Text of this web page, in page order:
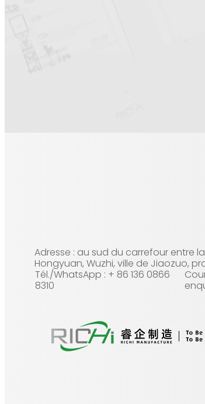
Adresse : au sud du carrefour entre
Hongyuan, Wuzhi, ville de Jiaozuo,
Tél./WhatsApp : + 86 136 0866
8310